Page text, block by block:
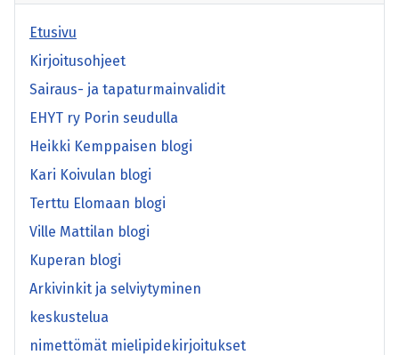
Etusivu
Kirjoitusohjeet
Sairaus- ja tapaturmainvalidit
EHYT ry Porin seudulla
Heikki Kemppaisen blogi
Kari Koivulan blogi
Terttu Elomaan blogi
Ville Mattilan blogi
Kuperan blogi
Arkivinkit ja selviytyminen
keskustelua
nimettömät mielipidekirjoitukset